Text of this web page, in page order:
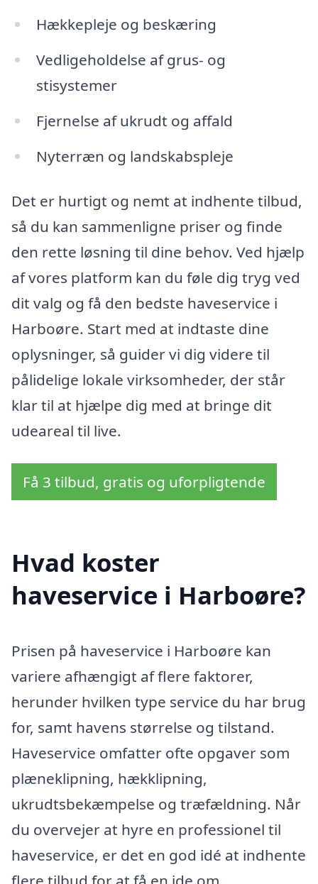
Hækkepleje og beskæring
Vedligeholdelse af grus- og
stisystemer
Fjernelse af ukrudt og affald
Nyterræn og landskabspleje
Det er hurtigt og nemt at indhente tilbud,
så du kan sammenligne priser og finde
den rette løsning til dine behov. Ved hjælp
af vores platform kan du føle dig tryg ved
dit valg og få den bedste haveservice i
Harboøre. Start med at indtaste dine
oplysninger, så guider vi dig videre til
pålidelige lokale virksomheder, der står
klar til at hjælpe dig med at bringe dit
udeareal til live.
Få 3 tilbud, gratis og uforpligtende
Hvad koster
haveservice i Harboøre?
Prisen på haveservice i Harboøre kan
variere afhængigt af flere faktorer,
herunder hvilken type service du har brug
for, samt havens størrelse og tilstand.
Haveservice omfatter ofte opgaver som
plæneklipning, hækklipning,
ukrudtsbekæmpelse og træfældning. Når
du overvejer at hyre en professionel til
haveservice, er det en god idé at indhente